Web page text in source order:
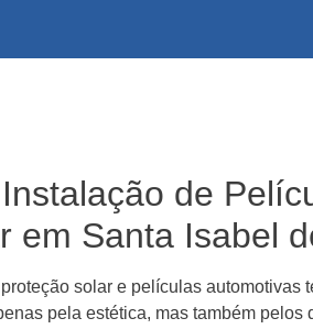
de
em Santa Isabel
solar e películas automotivas
pela estética, mas também pelos